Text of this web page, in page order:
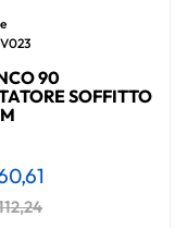
90
SOFFITTO